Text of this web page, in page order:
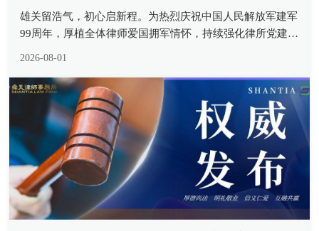
雄关留浩气，初心启新程。为热烈庆祝中国人民解放军建军
99周年，厚植全体律师爱国拥军情怀，持续强化律所党建引
渡》，开展 “重温四渡峥...
2026-08-01